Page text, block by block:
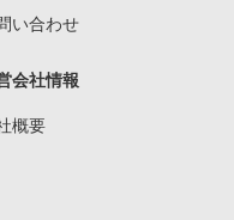
い合わせ
会社情報
概要